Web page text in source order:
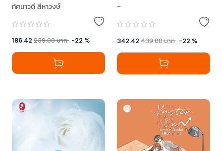
ทัศนาวดี สีหาวงษ์
186.42 239.00บาท -22 %
-
342.42 439.00บาท -22 %